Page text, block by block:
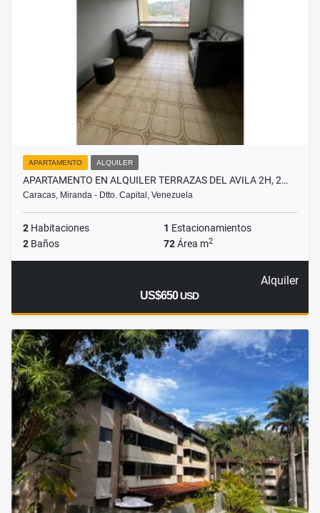
APARTAMENTO ALQUILER
APARTAMENTO EN ALQUILER TERRAZAS DEL AVILA 2H, 2…
Caracas, Miranda - Dtto. Capital, Venezuela
2 Habitaciones 1 Estacionamientos
2 Baños 72Área m2
Alquiler
US$650USD